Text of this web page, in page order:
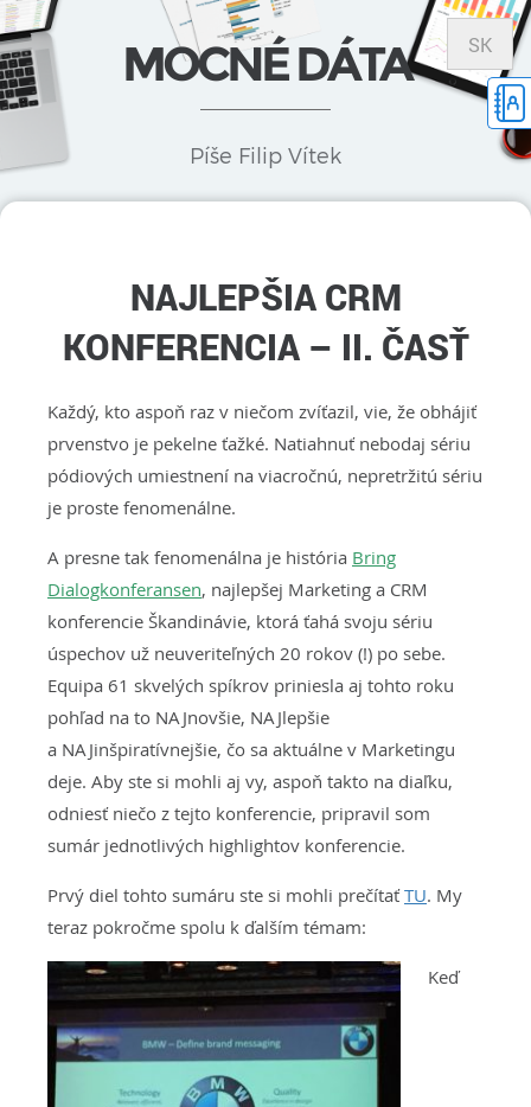
MOCNÉ DÁTA
Píše Filip Vítek
SK
NAJLEPŠIA CRM
KONFERENCIA – II. ČASŤ
Každý, kto aspoň raz v niečom zvíťazil, vie, že obhájiť
prvenstvo je pekelne ťažké. Natiahnuť nebodaj sériu
pódiových umiestnení na viacročnú, nepretržitú sériu
je proste fenomenálne.
A presne tak fenomenálna je história Bring
Dialogkonferansen, najlepšej Marketing a CRM
konferencie Škandinávie, ktorá ťahá svoju sériu
úspechov už neuveriteľných 20 rokov (!) po sebe.
Equipa 61 skvelých spíkrov priniesla aj tohto roku
pohľad na to NAJnovšie, NAJlepšie
a NAJinšpiratívnejšie, čo sa aktuálne v Marketingu
deje. Aby ste si mohli aj vy, aspoň takto na diaľku,
odniesť niečo z tejto konferencie, pripravil som
sumár jednotlivých highlightov konferencie.
Prvý diel tohto sumáru ste si mohli prečítaťTU. My
teraz pokročme spolu k ďalším témam:
Keď